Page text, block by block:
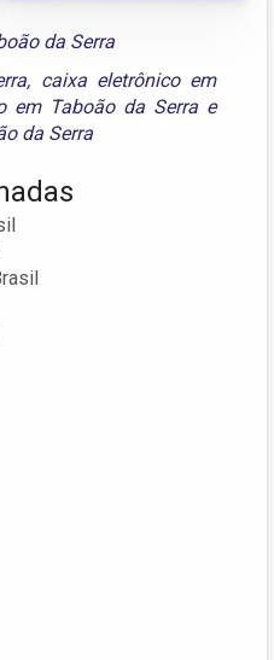
da Serra
, caixa eletrônico em
em Taboão da Serra e
da Serra